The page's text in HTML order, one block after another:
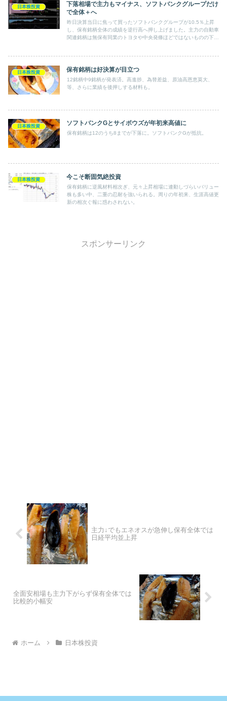
日本株投資
下落相場で主力もマイナス、ソフトバンクグループだけ
で全体＋へ
昨日決算当日に焦って買ったソフトバンクグループが10.5％上昇
し、保有銘柄全体の成績を逆行高へ押し上げました。主力の自動車
関連銘柄は無保有同業のトヨタや中央発條ほどではないものの下
日本株投資 保有銘柄は好決算が目立つ
12銘柄中9銘柄が発表済。高進捗、為替差益、原油高恩恵莫大、
等、さらに業績を後押しする材料も。
日本株投資 ソフトバンクGとサイボウズが年初来高値に
保有銘柄は12のうち8までが下落に。ソフトバンクGが抵抗。
日本株投資 今こそ断固気絶投資
保有銘柄に逆風材料相次ぎ、元々上昇相場に連動しづらいバリュー
株も多い中、二重の忍耐を強いられる。周りの年初来、生涯高値更
新の相次ぐ報に惑わされない。
スポンサーリンク
主力↓でもエネオスが急伸し保有全体では
日経平均並上昇
全面安相場も主力下がらず保有全体では
比較的小幅安
ホーム 日本株投資